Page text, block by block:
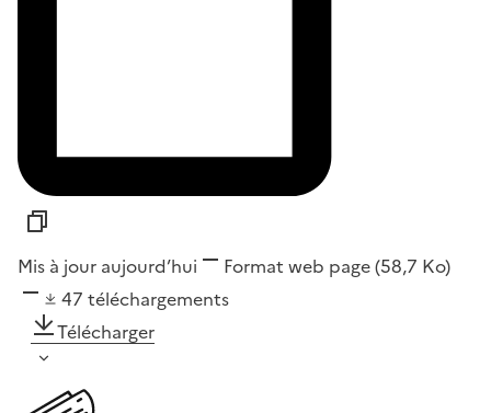
Mis à jour aujourd’hui Format web page(58,7 Ko)
47 téléchargements
Télécharger